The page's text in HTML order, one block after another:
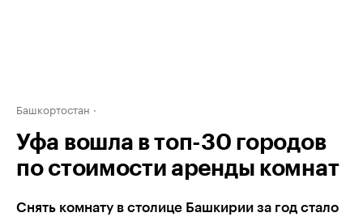
Башкортостан
Уфа вошла в топ-30 городов
по стоимости аренды комнат
Снять комнату в столице Башкирии за год стало